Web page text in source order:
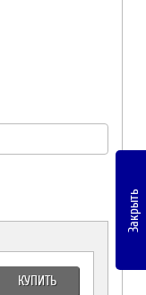
КУПИТЬ
Закрыть